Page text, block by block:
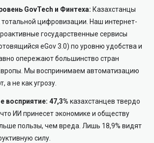
GovTech и Финтеха: Казахстанцы
цифровизации. Наш интернет-
государственные сервисы
eGov 3.0) по уровню удобства и
опережают большинство стран
Мы воспринимаем автоматизацию
а не как угрозу.
восприятие: 47,3% казахстанцев твердо
ИИ принесет экономике и обществу
пользы, чем вреда. Лишь 18,9% видят
силу.